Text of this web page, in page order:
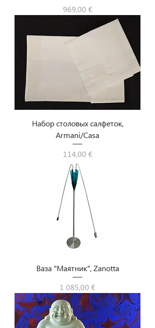
Цена
969,00 €
Набор столовых салфеток,
Armani/Casa
Цена
114,00 €
Ваза "Маятник", Zanotta
Цена
1 085,00 €